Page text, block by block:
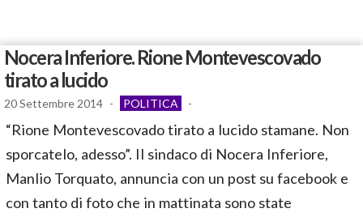
Nocera Inferiore. Rione Montevescovado
tirato a lucido
20 Settembre 2014 - POLITICA -
“Rione Montevescovado tirato a lucido stamane. Non
sporcatelo, adesso”. Il sindaco di Nocera Inferiore,
Manlio Torquato, annuncia con un post su facebook e
con tanto di foto che in mattinata sono state